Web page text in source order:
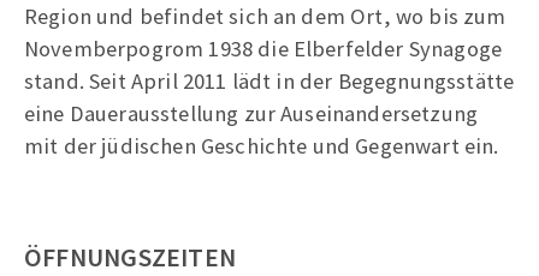
Region und befindet sich an dem Ort, wo bis zum
Novemberpogrom 1938 die Elberfelder Synagoge
stand. Seit April 2011 lädt in der Begegnungsstätte
eine Dauerausstellung zur Auseinandersetzung
mit der jüdischen Geschichte und Gegenwart ein.
ÖFFNUNGSZEITEN